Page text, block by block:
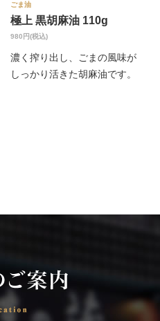
ごま油
極上 黒胡麻油 110g
980円(税込)
濃く搾り出し、ごまの風味が
しっかり活きた胡麻油です。